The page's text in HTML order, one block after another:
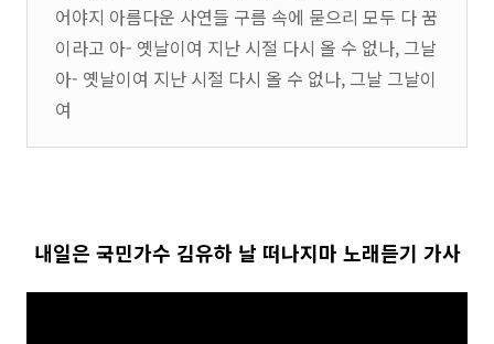
어야지 아름다운 사연들 구름 속에 묻으리 모두 다 꿈
이라고 아- 옛날이여 지난 시절 다시 올 수 없나, 그날
아- 옛날이여 지난 시절 다시 올 수 없나, 그날 그날이
여
내일은 국민가수 김유하 날 떠나지마 노래듣기 가사